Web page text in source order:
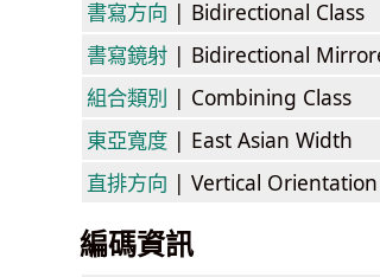
書寫方向 | Bidirectional Class
書寫鏡射 | Bidirectional
組合類別 | Combining Class
東亞寬度 | East Asian Width
直排方向 | Vertical Orientation
編碼資訊